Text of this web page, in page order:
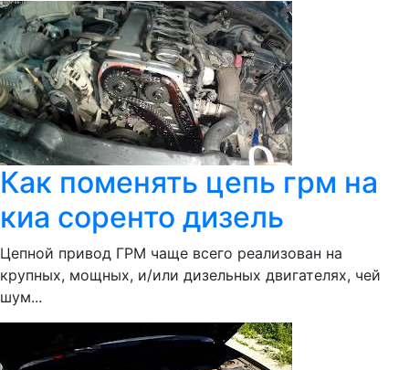
Как поменять цепь грм на
киа соренто дизель
Цепной привод ГРМ чаще всего реализован на
крупных, мощных, и/или дизельных двигателях, чей
шум...